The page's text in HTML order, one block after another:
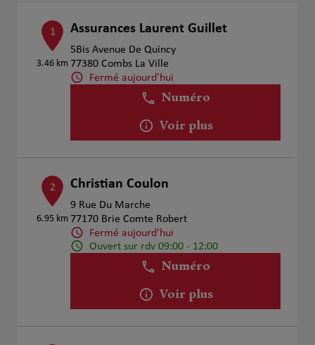
1
3.46 km
Assurances Laurent Guillet
5Bis Avenue De Quincy
77380 Combs La Ville
Fermé aujourd'hui
Numéro
Voir plus
2
6.95 km
Christian Coulon
9 Rue Du Marche
77170 Brie Comte Robert
Fermé aujourd'hui
Ouvert sur rdv 09:00 - 12:00
Numéro
Voir plus